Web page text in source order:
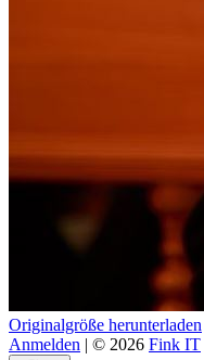
Originalgröße herunterladen
Anmelden | © 2026 Fink IT